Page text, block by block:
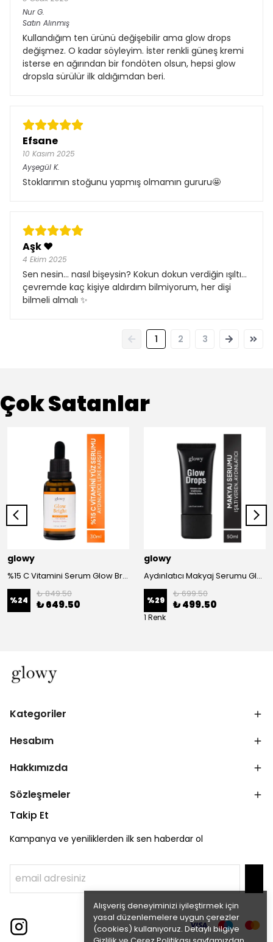
Alışveriş deneyiminizi iyileştirmek için
yasal düzenlemelere uygun çerezler
(cookies) kullanıyoruz. Detaylı bilgiye
Nur G.
Satın Alınmış
Kullandığım ten ürünü değişebilir ama glow drops
değişmez. O kadar söyleyim. İster renkli güneş kremi
isterse en ağırından bir fondöten olsun, hepsi glow
dropsla sürülür ilk aldığımdan beri.
Efsane
10 Kasım 2025
Ayşegül K.
Stoklarımın stoğunu yapmış olmamın gururu🤩
Aşk ❤️
4 Ekim 2025
Sen nesin… nasıl bişeysin? Kokun dokun verdiğin ışıltı…
çevremde kaç kişiye aldırdım bilmiyorum, her dişi
bilmeli almalı ✨
1 2 3
Çok Satanlar
glowy
%15 C Vitamini Serum Glow Bright 30ml
%24
₺ 849.50
₺ 649.50
glowy
Aydınlatıcı Makyaj Serumu Glow Drops 50ml
%29
₺ 699.50
₺ 499.50
1 Renk
Kategoriler
Hesabım
Hakkımızda
Sözleşmeler
Takip Et
Kampanya ve yeniliklerden ilk sen haberdar ol